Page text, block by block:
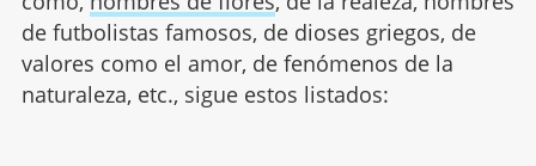
de futbolistas famosos, de dioses griegos, de
valores como el amor, de fenómenos de la
naturaleza, etc., sigue estos listados: